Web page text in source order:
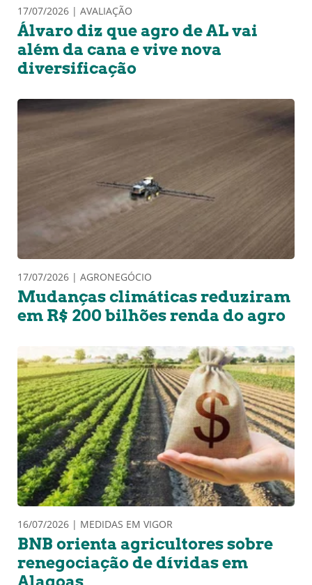
17/07/2026 | AVALIAÇÃO
Álvaro diz que agro de AL vai
além da cana e vive nova
diversificação
17/07/2026 | AGRONEGÓCIO
Mudanças climáticas reduziram
em R$ 200 bilhões renda do agro
16/07/2026 | MEDIDAS EM VIGOR
BNB orienta agricultores sobre
renegociação de dívidas em